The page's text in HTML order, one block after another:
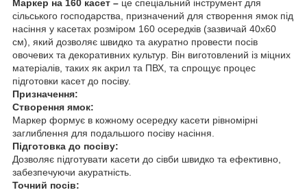
Маркер на 160 касет – це спеціальний інструмент для
сільського господарства, призначений для створення ямок під
насіння у касетах розміром 160 осередків (зазвичай 40х60
см), який дозволяє швидко та акуратно провести посів
овочевих та декоративних культур. Він виготовлений із міцних
матеріалів, таких як акрил та ПВХ, та спрощує процес
підготовки касет до посіву.
Призначення:
Створення ямок:
Маркер формує в кожному осередку касети рівномірні
заглиблення для подальшого посіву насіння.
Підготовка до посіву:
Дозволяє підготувати касети до сівби швидко та ефективно,
забезпечуючи акуратність.
Точний посів: